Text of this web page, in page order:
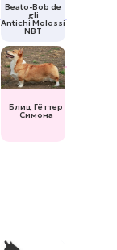
Блиц Гёттер
Симона
Beato-Bob de
gli
Antichi Molossi
NBT